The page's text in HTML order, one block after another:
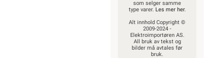
som selger samme
type varer. Les mer her.
Alt innhold Copyright ©
2009-2024 -
Elektroimportøren AS.
All bruk av tekst og
bilder må avtales før
bruk.